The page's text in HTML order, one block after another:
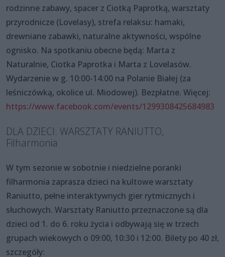
rodzinne zabawy, spacer z Ciotką Paprotką, warsztaty
przyrodnicze (Lovelasy), strefa relaksu: hamaki,
drewniane zabawki, naturalne aktywności, wspólne
ognisko. Na spotkaniu obecne będą: Marta z
Naturalnie, Ciotka Paprotka i Marta z Lovelasów.
Wydarzenie w g. 10:00-14:00 na Polanie Białej (za
leśniczówką, okolice ul. Miodowej). Bezpłatne. Więcej:
https://www.facebook.com/events/1299308425684983
DLA DZIECI: WARSZTATY RANIUTTO,
Filharmonia
W tym sezonie w sobotnie i niedzielne poranki
filharmonia zaprasza dzieci na kultowe warsztaty
Raniutto, pełne interaktywnych gier rytmicznych i
słuchowych. Warsztaty Raniutto przeznaczone są dla
dzieci od 1. do 6. roku życia i odbywają się w trzech
grupach wiekowych o 09:00, 10:30 i 12:00. Bilety po 40 zł,
szczegóły: